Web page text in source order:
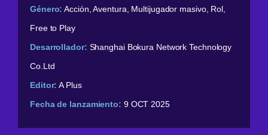
Género: Acción, Aventura, Multijugador masivo, Rol,
Free to Play
Desarrollador: Shanghai Bokura Network Technology
Co.Ltd
Editor: A Plus
Fecha de lanzamiento: 9 OCT 2025